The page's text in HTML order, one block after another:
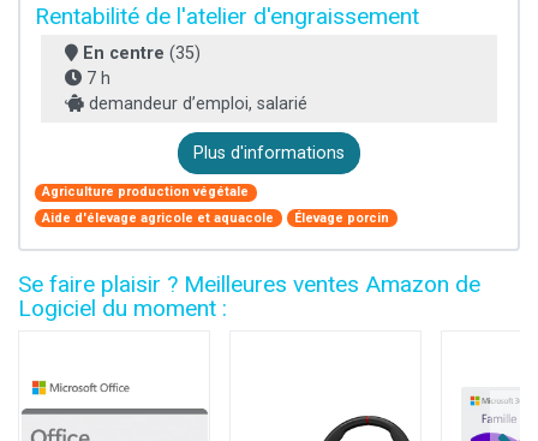
Rentabilité de l'atelier d'engraissement
En centre (35)
7 h
demandeur d’emploi, salarié
Plus d'informations
Agriculture production végétale
Aide d'élevage agricole et aquacole
Élevage porcin
Se faire plaisir ? Meilleures ventes Amazon de
Logiciel du moment :